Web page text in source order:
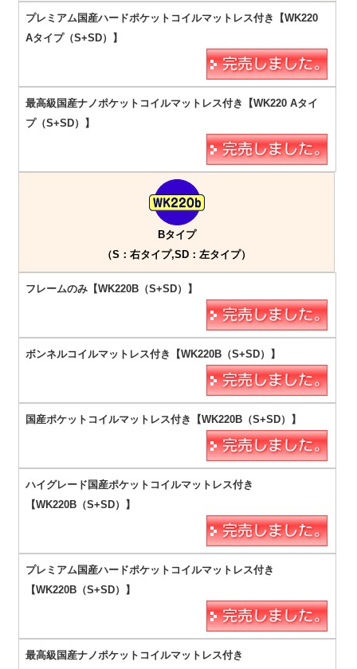
Bタイプ
（S：右タイプ,SD：左タイプ）